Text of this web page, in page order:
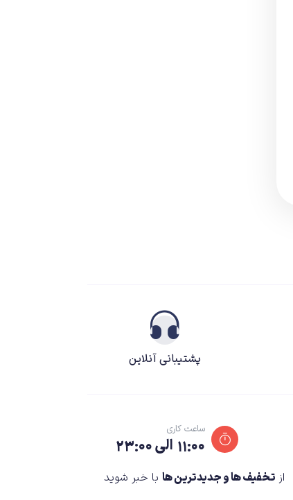
پشتیبانی آنلاین
ساعت کاری
۱۱:۰۰ الی ۲۳:۰۰
از تخفیف ها و جدیدترین ها با خبر شوید